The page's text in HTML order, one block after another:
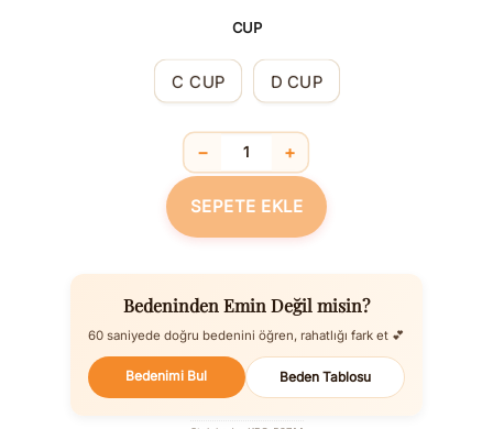
CUP
C CUP D CUP
Dantelli Minimizer Toparlayıcı
− +
SEPETE EKLE
Bedeninden Emin Değil misin?
60 saniyede doğru bedenini öğren, rahatlığı fark et 💕
Bedenimi Bul Beden Tablosu